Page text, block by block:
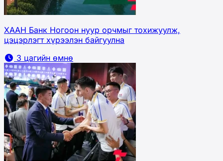
ХААН Банк Ногоон нуур орчмыг тохижуулж,
цэцэрлэгт хүрээлэн байгуулна
3 цагийн өмнө